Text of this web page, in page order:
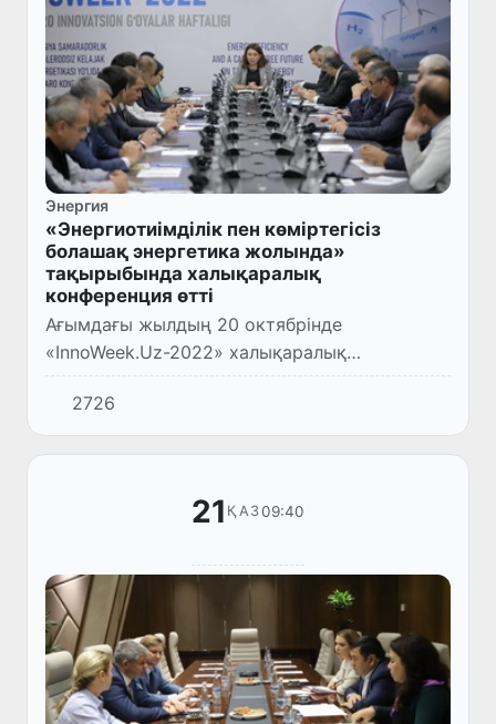
Энергия
«Энергиотиімділік пен көміртегісіз
болашақ энергетика жолында»
тақырыбында халықаралық
конференция өтті
Ағымдағы жылдың 20 октябрінде
«InnoWeek.Uz-2022» халықаралық
инновациялық идеялар апталығы аясында
«Энерготиімділігі және көміртексіз болашақ
энергетикасы жолында» тақырыбындағы ха...
2726
21 ҚАЗ09:40